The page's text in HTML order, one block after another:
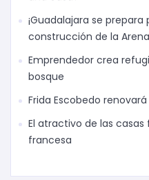
¡Guadalajara se prepara
construcción de la
Emprendedor crea
bosque
Frida Escobedo
El atractivo de las
francesa